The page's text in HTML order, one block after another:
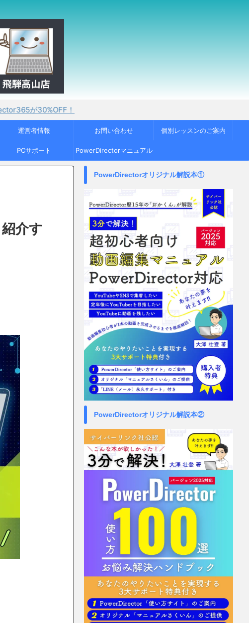
！
運営者情報 お問い合わせ 個別レッスンのご案内
PCサポート PowerDirectorマニュアル
介す
PowerDirectorオリジナル解説本①
PowerDirectorオリジナル解説本②